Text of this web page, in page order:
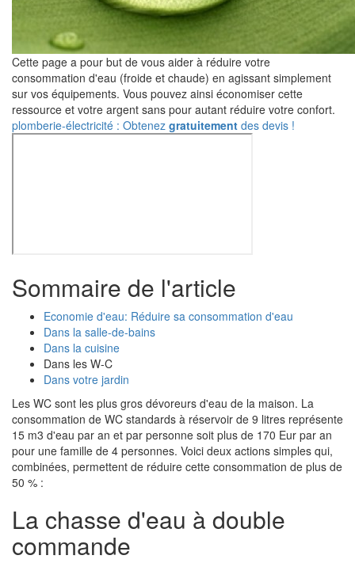
Cette page a pour but de vous aider à réduire votre
consommation d'eau (froide et chaude) en agissant simplement
sur vos équipements. Vous pouvez ainsi économiser cette
ressource et votre argent sans pour autant réduire votre confort.
plomberie-électricité : Obtenez gratuitement des devis !
Sommaire de l'article
Economie d'eau: Réduire sa consommation d'eau
Dans la salle-de-bains
Dans la cuisine
Dans les W-C
Dans votre jardin
Les WC sont les plus gros dévoreurs d'eau de la maison. La
consommation de WC standards à réservoir de 9 litres représente
15 m3 d'eau par an et par personne soit plus de 170 Eur par an
pour une famille de 4 personnes. Voici deux actions simples qui,
combinées, permettent de réduire cette consommation de plus de
50 % :
La chasse d'eau à double
commande